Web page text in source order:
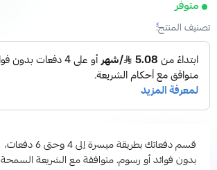
متوفر
تصنيف المنتج:
قسم دفعاتك بطريقة ميسرة إلى 4 وحتى 6 دفعات،
بدون فوائد أو رسوم. متوافقة مع الشريعة السمحة